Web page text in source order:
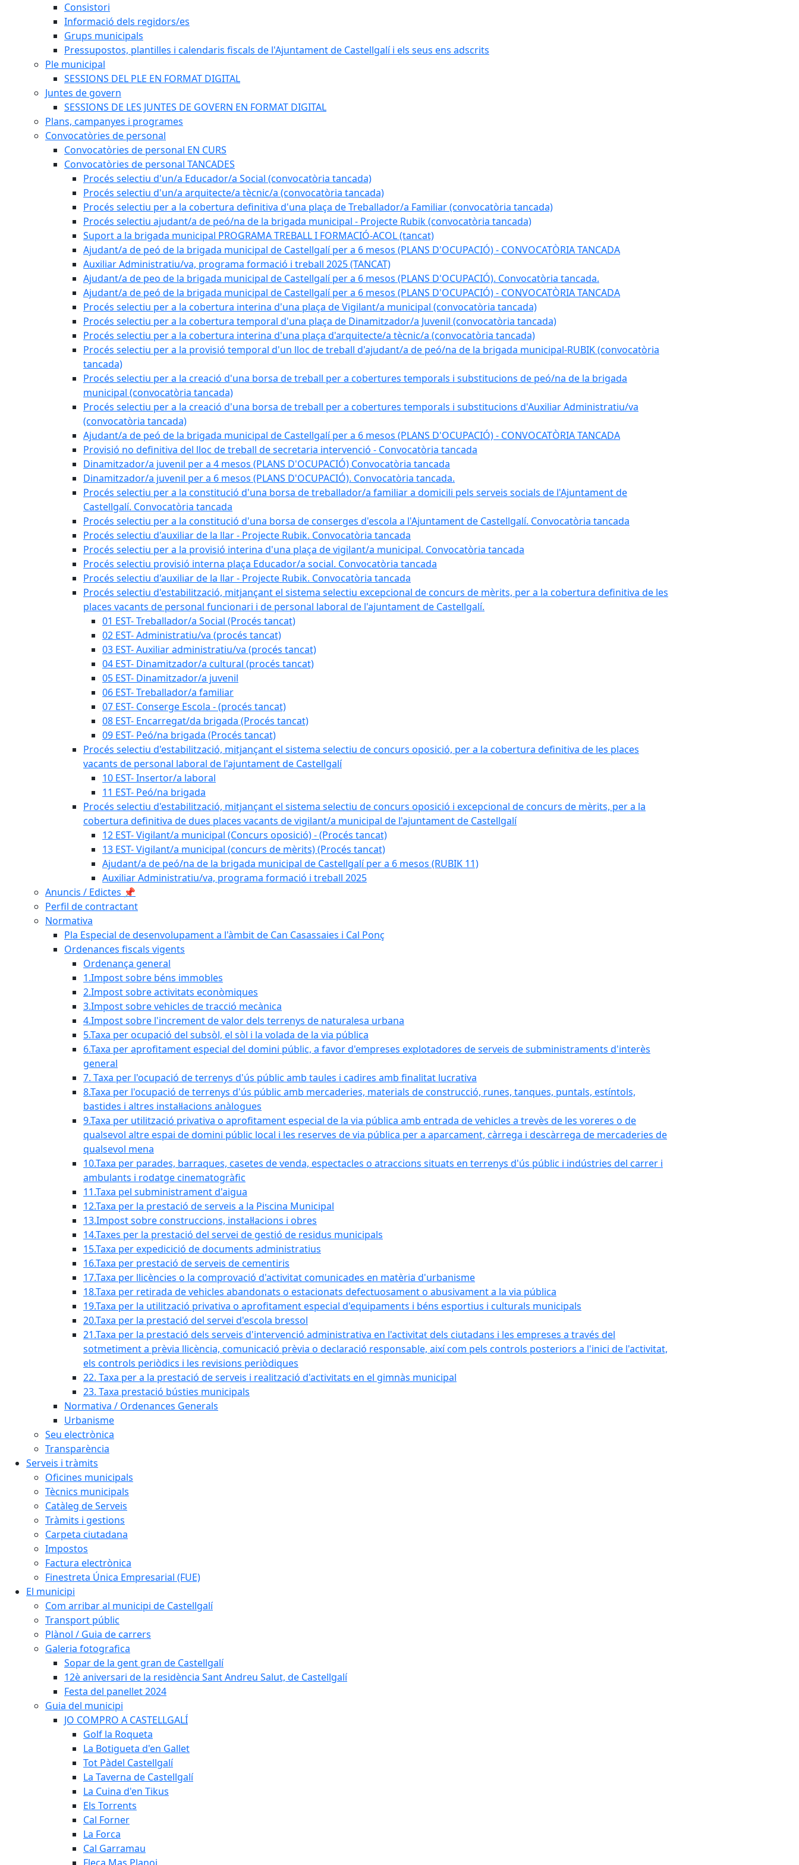
Consistori
Informació dels regidors/es
Grups municipals
Pressupostos, plantilles i calendaris fiscals de l'Ajuntament de Castellgalí i els seus ens adscrits
Ple municipal
SESSIONS DEL PLE EN FORMAT DIGITAL
Juntes de govern
SESSIONS DE LES JUNTES DE GOVERN EN FORMAT DIGITAL
Plans, campanyes i programes
Convocatòries de personal
Convocatòries de personal EN CURS
Convocatòries de personal TANCADES
Procés selectiu d'un/a Educador/a Social (convocatòria tancada)
Procés selectiu d'un/a arquitecte/a tècnic/a (convocatòria tancada)
Procés selectiu per a la cobertura definitiva d'una plaça de Treballador/a Familiar (convocatòria tancada)
Procés selectiu ajudant/a de peó/na de la brigada municipal - Projecte Rubik (convocatòria tancada)
Suport a la brigada municipal PROGRAMA TREBALL I FORMACIÓ-ACOL (tancat)
Ajudant/a de peó de la brigada municipal de Castellgalí per a 6 mesos (PLANS D'OCUPACIÓ) - CONVOCATÒRIA TANCADA
Auxiliar Administratiu/va, programa formació i treball 2025 (TANCAT)
Ajudant/a de peo de la brigada municipal de Castellgalí per a 6 mesos (PLANS D'OCUPACIÓ). Convocatòria tancada.
Ajudant/a de peó de la brigada municipal de Castellgalí per a 6 mesos (PLANS D'OCUPACIÓ) - CONVOCATÒRIA TANCADA
Procés selectiu per a la cobertura interina d'una plaça de Vigilant/a municipal (convocatòria tancada)
Procés selectiu per a la cobertura temporal d'una plaça de Dinamitzador/a Juvenil (convocatòria tancada)
Procés selectiu per a la cobertura interina d'una plaça d'arquitecte/a tècnic/a (convocatòria tancada)
Procés selectiu per a la provisió temporal d'un lloc de treball d'ajudant/a de peó/na de la brigada municipal-RUBIK (convocatòria
tancada)
Procés selectiu per a la creació d'una borsa de treball per a cobertures temporals i substitucions de peó/na de la brigada
municipal (convocatòria tancada)
Procés selectiu per a la creació d'una borsa de treball per a cobertures temporals i substitucions d'Auxiliar Administratiu/va
(convocatòria tancada)
Ajudant/a de peó de la brigada municipal de Castellgalí per a 6 mesos (PLANS D'OCUPACIÓ) - CONVOCATÒRIA TANCADA
Provisió no definitiva del lloc de treball de secretaria intervenció - Convocatòria tancada
Dinamitzador/a juvenil per a 4 mesos (PLANS D'OCUPACIÓ) Convocatòria tancada
Dinamitzador/a juvenil per a 6 mesos (PLANS D'OCUPACIÓ). Convocatòria tancada.
Procés selectiu per a la constitució d'una borsa de treballador/a familiar a domicili pels serveis socials de l'Ajuntament de
Castellgalí. Convocatòria tancada
Procés selectiu per a la constitució d'una borsa de conserges d'escola a l'Ajuntament de Castellgalí. Convocatòria tancada
Procés selectiu d'auxiliar de la llar - Projecte Rubik. Convocatòria tancada
Procés selectiu per a la provisió interina d'una plaça de vigilant/a municipal. Convocatòria tancada
Procés selectiu provisió interna plaça Educador/a social. Convocatòria tancada
Procés selectiu d'auxiliar de la llar - Projecte Rubik. Convocatòria tancada
Procés selectiu d'estabilització, mitjançant el sistema selectiu excepcional de concurs de mèrits, per a la cobertura definitiva de les
places vacants de personal funcionari i de personal laboral de l'ajuntament de Castellgalí.
01 EST- Treballador/a Social (Procés tancat)
02 EST- Administratiu/va (procés tancat)
03 EST- Auxiliar administratiu/va (procés tancat)
04 EST- Dinamitzador/a cultural (procés tancat)
05 EST- Dinamitzador/a juvenil
06 EST- Treballador/a familiar
07 EST- Conserge Escola - (procés tancat)
08 EST- Encarregat/da brigada (Procés tancat)
09 EST- Peó/na brigada (Procés tancat)
Procés selectiu d'estabilització, mitjançant el sistema selectiu de concurs oposició, per a la cobertura definitiva de les places
vacants de personal laboral de l'ajuntament de Castellgalí
10 EST- Insertor/a laboral
11 EST- Peó/na brigada
Procés selectiu d'estabilització, mitjançant el sistema selectiu de concurs oposició i excepcional de concurs de mèrits, per a la
cobertura definitiva de dues places vacants de vigilant/a municipal de l'ajuntament de Castellgalí
12 EST- Vigilant/a municipal (Concurs oposició) - (Procés tancat)
13 EST- Vigilant/a municipal (concurs de mèrits) (Procés tancat)
Ajudant/a de peó/na de la brigada municipal de Castellgalí per a 6 mesos (RUBIK 11)
Auxiliar Administratiu/va, programa formació i treball 2025
Anuncis / Edictes 📌
Perfil de contractant
Normativa
Pla Especial de desenvolupament a l'àmbit de Can Casassaies i Cal Ponç
Ordenances fiscals vigents
Ordenança general
1.Impost sobre béns immobles
2.Impost sobre activitats econòmiques
3.Impost sobre vehicles de tracció mecànica
4.Impost sobre l'increment de valor dels terrenys de naturalesa urbana
5.Taxa per ocupació del subsòl, el sòl i la volada de la via pública
6.Taxa per aprofitament especial del domini públic, a favor d'empreses explotadores de serveis de subministraments d'interès
general
7. Taxa per l'ocupació de terrenys d'ús públic amb taules i cadires amb finalitat lucrativa
8.Taxa per l'ocupació de terrenys d'ús públic amb mercaderies, materials de construcció, runes, tanques, puntals, estíntols,
bastides i altres instal·lacions anàlogues
9.Taxa per utilització privativa o aprofitament especial de la via pública amb entrada de vehicles a trevès de les voreres o de
qualsevol altre espai de domini públic local i les reserves de via pública per a aparcament, càrrega i descàrrega de mercaderies de
qualsevol mena
10.Taxa per parades, barraques, casetes de venda, espectacles o atraccions situats en terrenys d'ús públic i indústries del carrer i
ambulants i rodatge cinematogràfic
11.Taxa pel subministrament d'aigua
12.Taxa per la prestació de serveis a la Piscina Municipal
13.Impost sobre construccions, instal·lacions i obres
14.Taxes per la prestació del servei de gestió de residus municipals
15.Taxa per expedicició de documents administratius
16.Taxa per prestació de serveis de cementiris
17.Taxa per llicències o la comprovació d'activitat comunicades en matèria d'urbanisme
18.Taxa per retirada de vehicles abandonats o estacionats defectuosament o abusivament a la via pública
19.Taxa per la utilització privativa o aprofitament especial d'equipaments i béns esportius i culturals municipals
20.Taxa per la prestació del servei d'escola bressol
21.Taxa per la prestació dels serveis d'intervenció administrativa en l'activitat dels ciutadans i les empreses a través del
sotmetiment a prèvia llicència, comunicació prèvia o declaració responsable, així com pels controls posteriors a l'inici de l'activitat,
els controls periòdics i les revisions periòdiques
22. Taxa per a la prestació de serveis i realització d'activitats en el gimnàs municipal
23. Taxa prestació bústies municipals
Normativa / Ordenances Generals
Urbanisme
Seu electrònica
Transparència
Serveis i tràmits
Oficines municipals
Tècnics municipals
Catàleg de Serveis
Tràmits i gestions
Carpeta ciutadana
Impostos
Factura electrònica
Finestreta Única Empresarial (FUE)
El municipi
Com arribar al municipi de Castellgalí
Transport públic
Plànol / Guia de carrers
Galeria fotografica
Sopar de la gent gran de Castellgalí
12è aniversari de la residència Sant Andreu Salut, de Castellgalí
Festa del panellet 2024
Guia del municipi
JO COMPRO A CASTELLGALÍ
Golf la Roqueta
La Botigueta d'en Gallet
Tot Pàdel Castellgalí
La Taverna de Castellgalí
La Cuina d'en Tikus
Els Torrents
Cal Forner
La Forca
Cal Garramau